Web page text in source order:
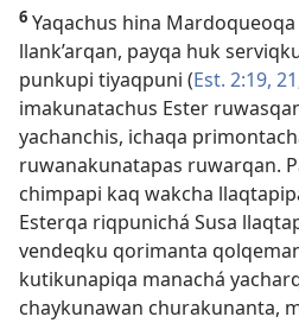
6 Yaqachus hina
llank’arqan, payqa huk
punkupi tiyaqpuni (Est. 2:19,
imakunatachus Ester
yachanchis, ichaqa
ruwanakunatapas ruwarqan.
chimpapi kaq wakcha
Esterqa riqpunichá Susa
vendeqku qorimanta
kutikunapiqa manachá
chaykunawan churakunanta,